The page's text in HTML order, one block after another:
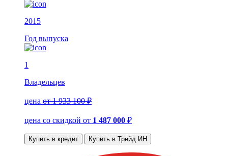
2015
Год выпуска
1
Владельцев
цена от 1 933 100 ₽
цена со скидкой от 1 487 000 ₽
Купить в кредит Купить в Трейд ИН